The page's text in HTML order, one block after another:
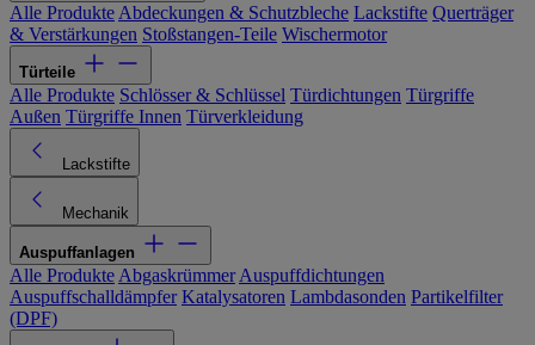
Alle Produkte Abdeckungen & Schutzbleche Lackstifte Querträger
& Verstärkungen Stoßstangen-Teile Wischermotor
Türteile
Alle Produkte Schlösser & Schlüssel Türdichtungen Türgriffe
Außen Türgriffe Innen Türverkleidung
Lackstifte
Mechanik
Auspuffanlagen
Alle Produkte Abgaskrümmer Auspuffdichtungen
Auspuffschalldämpfer Katalysatoren Lambdasonden Partikelfilter
(DPF)